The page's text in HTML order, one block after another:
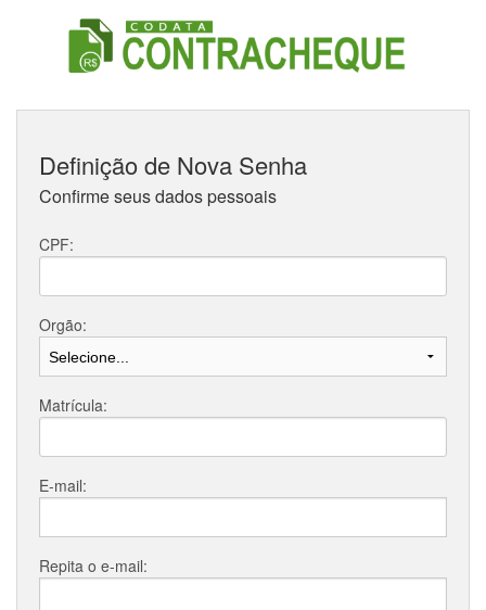
Definição de Nova Senha
Confirme seus dados pessoais
CPF:
Orgão:
Matrícula:
E-mail:
Repita o e-mail: